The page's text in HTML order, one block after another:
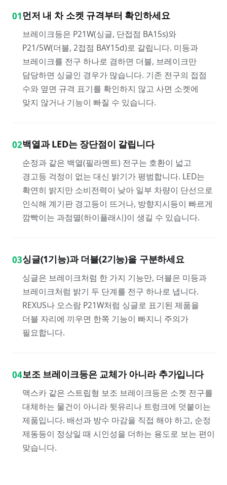
01 먼저 내 차 소켓 규격부터 확인하세요
브레이크등은 P21W(싱글, 단접점 BA15s)와
P21/5W(더블, 2접점 BAY15d)로 갈립니다. 미등과
브레이크를 전구 하나로 겸하면 더블, 브레이크만
담당하면 싱글인 경우가 많습니다. 기존 전구의 접점
수와 옆면 규격 표기를 확인하지 않고 사면 소켓에
맞지 않거나 기능이 빠질 수 있습니다.
02백열과 LED는 장단점이 갈립니다
순정과 같은 백열(필라멘트) 전구는 호환이 넓고
경고등 걱정이 없는 대신 밝기가 평범합니다. LED는
확연히 밝지만 소비전력이 낮아 일부 차량이 단선으로
인식해 계기판 경고등이 뜨거나, 방향지시등이 빠르게
깜빡이는 과점멸(하이플래시)이 생길 수 있습니다.
03싱글(1기능)과 더블(2기능)을 구분하세요
싱글은 브레이크처럼 한 가지 기능만, 더블은 미등과
브레이크처럼 밝기 두 단계를 전구 하나로 냅니다.
REXUS나 오스람 P21W처럼 싱글로 표기된 제품을
더블 자리에 끼우면 한쪽 기능이 빠지니 주의가
필요합니다.
04보조 브레이크등은 교체가 아니라 추가입니다
맥스카 같은 스트립형 보조 브레이크등은 소켓 전구를
대체하는 물건이 아니라 뒷유리나 트렁크에 덧붙이는
제품입니다. 배선과 방수 마감을 직접 해야 하고, 순정
제동등이 정상일 때 시인성을 더하는 용도로 보는 편이
맞습니다.